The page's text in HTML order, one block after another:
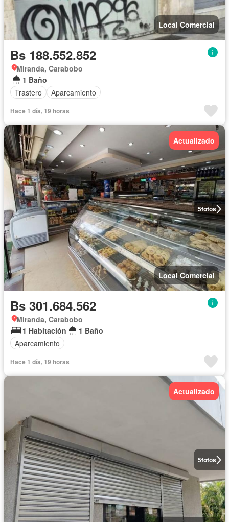
Local Comercial
Bs 188.552.852
Miranda, Carabobo
1 Baño
Trastero
Aparcamiento
Hace 1 día, 19 horas
5fotos
Actualizado
Local Comercial
Bs 301.684.562
Miranda, Carabobo
1 Habitación
1 Baño
Aparcamiento
Hace 1 día, 19 horas
5fotos
Actualizado